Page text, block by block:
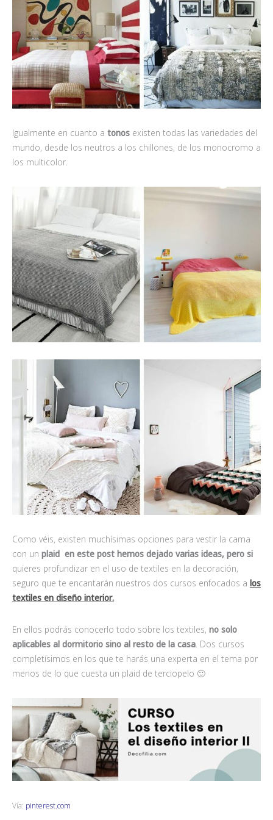
Igualmente en cuanto a tonos existen todas las variedades del
mundo, desde los neutros a los chillones, de los monocromo a
los multicolor.
Como véis, existen muchísimas opciones para vestir la cama
con un plaid en este post hemos dejado varias ideas, pero si
quieres profundizar en el uso de textiles en la decoración,
seguro que te encantarán nuestros dos cursos enfocados a los
textiles en diseño interior.
En ellos podrás conocerlo todo sobre los textiles, no solo
aplicables al dormitorio sino al resto de la casa . Dos cursos
completísimos en los que te harás una experta en el tema por
menos de lo que cuesta un plaid de terciopelo 🙂
Vía: pinterest.com